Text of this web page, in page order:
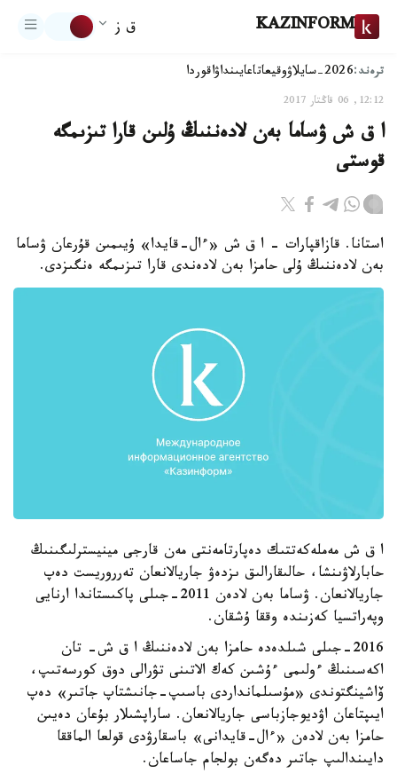
KAZINFORM ق ز
ترەند:2026-سايلاۋ وقيعاتاعايىنداۋاقوردا
12:12, 06 قاڭتار 2017
ا ق ش ۋساما بەن لادەننىڭ ۇلىن قارا تىزىمگە
قوستى
استانا. قازاقپارات - ا ق ش «ءال-قايدا» ۇيىمىن قۇرعان ۋساما
بەن لادەننىڭ ۇلى حامزا بەن لادەندى قارا تىزىمگە ەنگىزدى.
ا ق ش مەملەكەتتىك دەپارتامەنتى مەن قارجى مينيسترلىگىنىڭ
حابارلاۋىنشا، حالىقارالىق ىزدەۋ جاريالانعان تەرروريست دەپ
جاريالانعان. ۋساما بەن لادەن 2011-جىلى پاكىستاندا ارنايى
وپەراتسيا كەزىندە وققا ۇشقان.
2016-جىلى شىلدەدە حامزا بەن لادەننىڭ ا ق ش- تان
اكەسىنىڭ ءولىمى ءۇشىن كەك الاتىنى تۋرالى دوق كورسەتىپ،
ۆاشينگتوندى «مۇسىلمانداردى باسىپ-جانىشتاپ جاتىر» دەپ
ايىپتاعان اۋديوجازباسى جاريالانعان. ساراپشىلار بۇعان دەيىن
حامزا بەن لادەن «ءال-قايدانى» باسقارۋدى قولعا الماققا
دايىندالىپ جاتىر دەگەن بولجام جاساعان.